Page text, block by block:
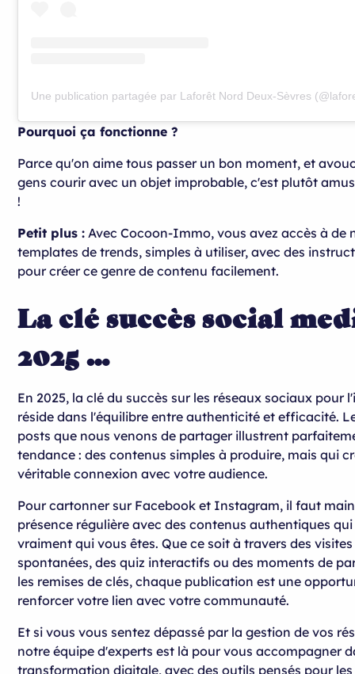
Pourquoi ça fonctionne ?
Parce qu'on aime tous passer un bon moment, et
gens courir avec un objet improbable, c'est plutôt
!
Petit plus : Avec Cocoon-Immo, vous avez accès à de
templates de trends, simples à utiliser, avec des
pour créer ce genre de contenu facilement.
La clé succès social
2025 …
En 2025, la clé du succès sur les réseaux sociaux pour
réside dans l'équilibre entre authenticité et efficacité.
posts que nous venons de partager illustrent
tendance : des contenus simples à produire, mais qui
véritable connexion avec votre audience.
Pour cartonner sur Facebook et Instagram, il faut
présence régulière avec des contenus authentiques
vraiment qui vous êtes. Que ce soit à travers des
spontanées, des quiz interactifs ou des moments de
les remises de clés, chaque publication est une
renforcer votre lien avec votre communauté.
Et si vous vous sentez dépassé par la gestion de vos
notre équipe d'experts est là pour vous accompagner
transformation digitale, avec des outils pensés pour